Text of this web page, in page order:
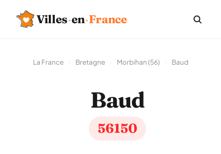
Villes·en·France
La France Bretagne Morbihan (56) Baud
Baud
56150